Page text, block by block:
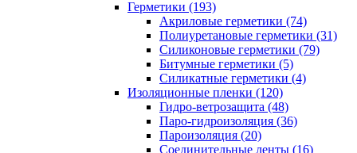
Герметики (193)
Акриловые герметики (74)
Полиуретановые герметики (31)
Силиконовые герметики (79)
Битумные герметики (5)
Силикатные герметики (4)
Изоляционные пленки (120)
Гидро-ветрозащита (48)
Паро-гидроизоляция (36)
Пароизоляция (20)
Соединительные ленты (16)